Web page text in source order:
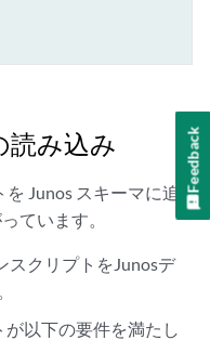
pretty_print=True,
output
condition
info')
読み込み
Junos スキーマに追
ています。
スクリプトをJunosデ
以下の要件を満たし
Feedback